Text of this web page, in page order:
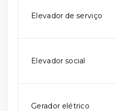
Elevador de serviço
Elevador social
Gerador elétrico